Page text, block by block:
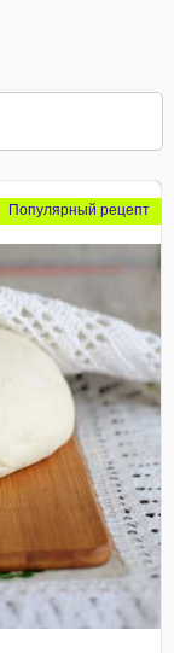
Популярный рецепт